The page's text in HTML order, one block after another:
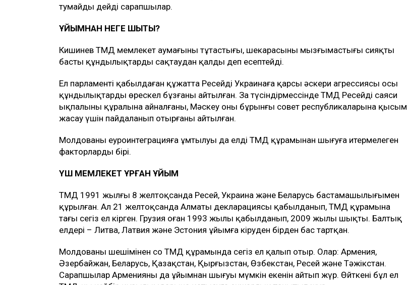
тумайды дейді сарапшылар.
ҰЙЫМНАН НЕГЕ ШЫҚТЫ?
Кишинев ТМД мемлекет аумағының тұтастығы, шекарасының мызғымастығы сияқты
басты құндылықтарды сақтаудан қалды деп есептейді.
Ел парламенті қабылдаған құжатта Ресейдің Украинаға қарсы әскери агрессиясы осы
құндылықтарды өрескел бұзғаны айтылған. Заң түсіндірмессінде ТМД Ресейдің саяси
ықпалының құралына айналғаны, Мәскеу оны бұрынғы совет республикаларына қысым
жасау үшін пайдаланып отырғаны айтылған.
Молдованың еуроинтеграцияға ұмтылуы да елді ТМД құрамынан шығуға итермелеген
факторлардың бірі.
ҮШ МЕМЛЕКЕТ ҚҰРҒАН ҰЙЫМ
ТМД 1991 жылғы 8 желтоқсанда Ресей, Украина және Беларусь бастамашылығымен
құрылған. Ал 21 желтоқсанда Алматы декларациясы қабылданып, ТМД құрамына
тағы сегіз ел кірген. Грузия оған 1993 жылы қабылданып, 2009 жылы шықты. Балтық
елдері – Литва, Латвия және Эстония ұйымға кіруден бірден бас тартқан.
Молдованың шешімінен соң ТМД құрамында сегіз ел қалып отыр. Олар: Армения,
Әзербайжан, Беларусь, Қазақстан, Қырғызстан, Өзбекстан, Ресей және Тәжікстан.
Сарапшылар Арменияның да ұйымнан шығуы мүмкін екенін айтып жүр. Өйткені бұл ел